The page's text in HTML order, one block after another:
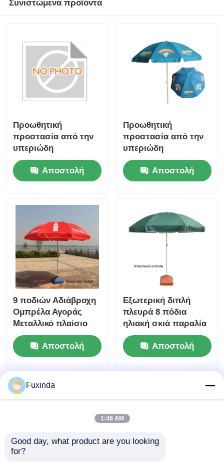
Συνιστώμενα προϊόντα
Προωθητική
προστασία από την
υπεριώδη
ακτινοβολία
Ανερόστερη ομπρέλα
παραλίας 7 πόδια με
Αποστολή
Προωθητική
προστασία από την
υπεριώδη
ακτινοβολία
Ανερόστερη ομπρέλα
παραλίας 7 πόδια με
Αποστολή
9 ποδιών Αδιάβροχη
Ομπρέλα Αγοράς
Μεταλλικό πλαίσιο
Εξωτερική διαφήμιση
Ομπρέλα
Προσαρμόσιμη
Αποστολή
ερώτησης
Εξωτερική διπλή
πλευρά 8 πόδια
ηλιακή σκιά παραλία
ομπρέλα κάλυψη
Αποστολή
ερώτησης
Fuxinda
1:48 AM
Good day, what product are you looking
for?